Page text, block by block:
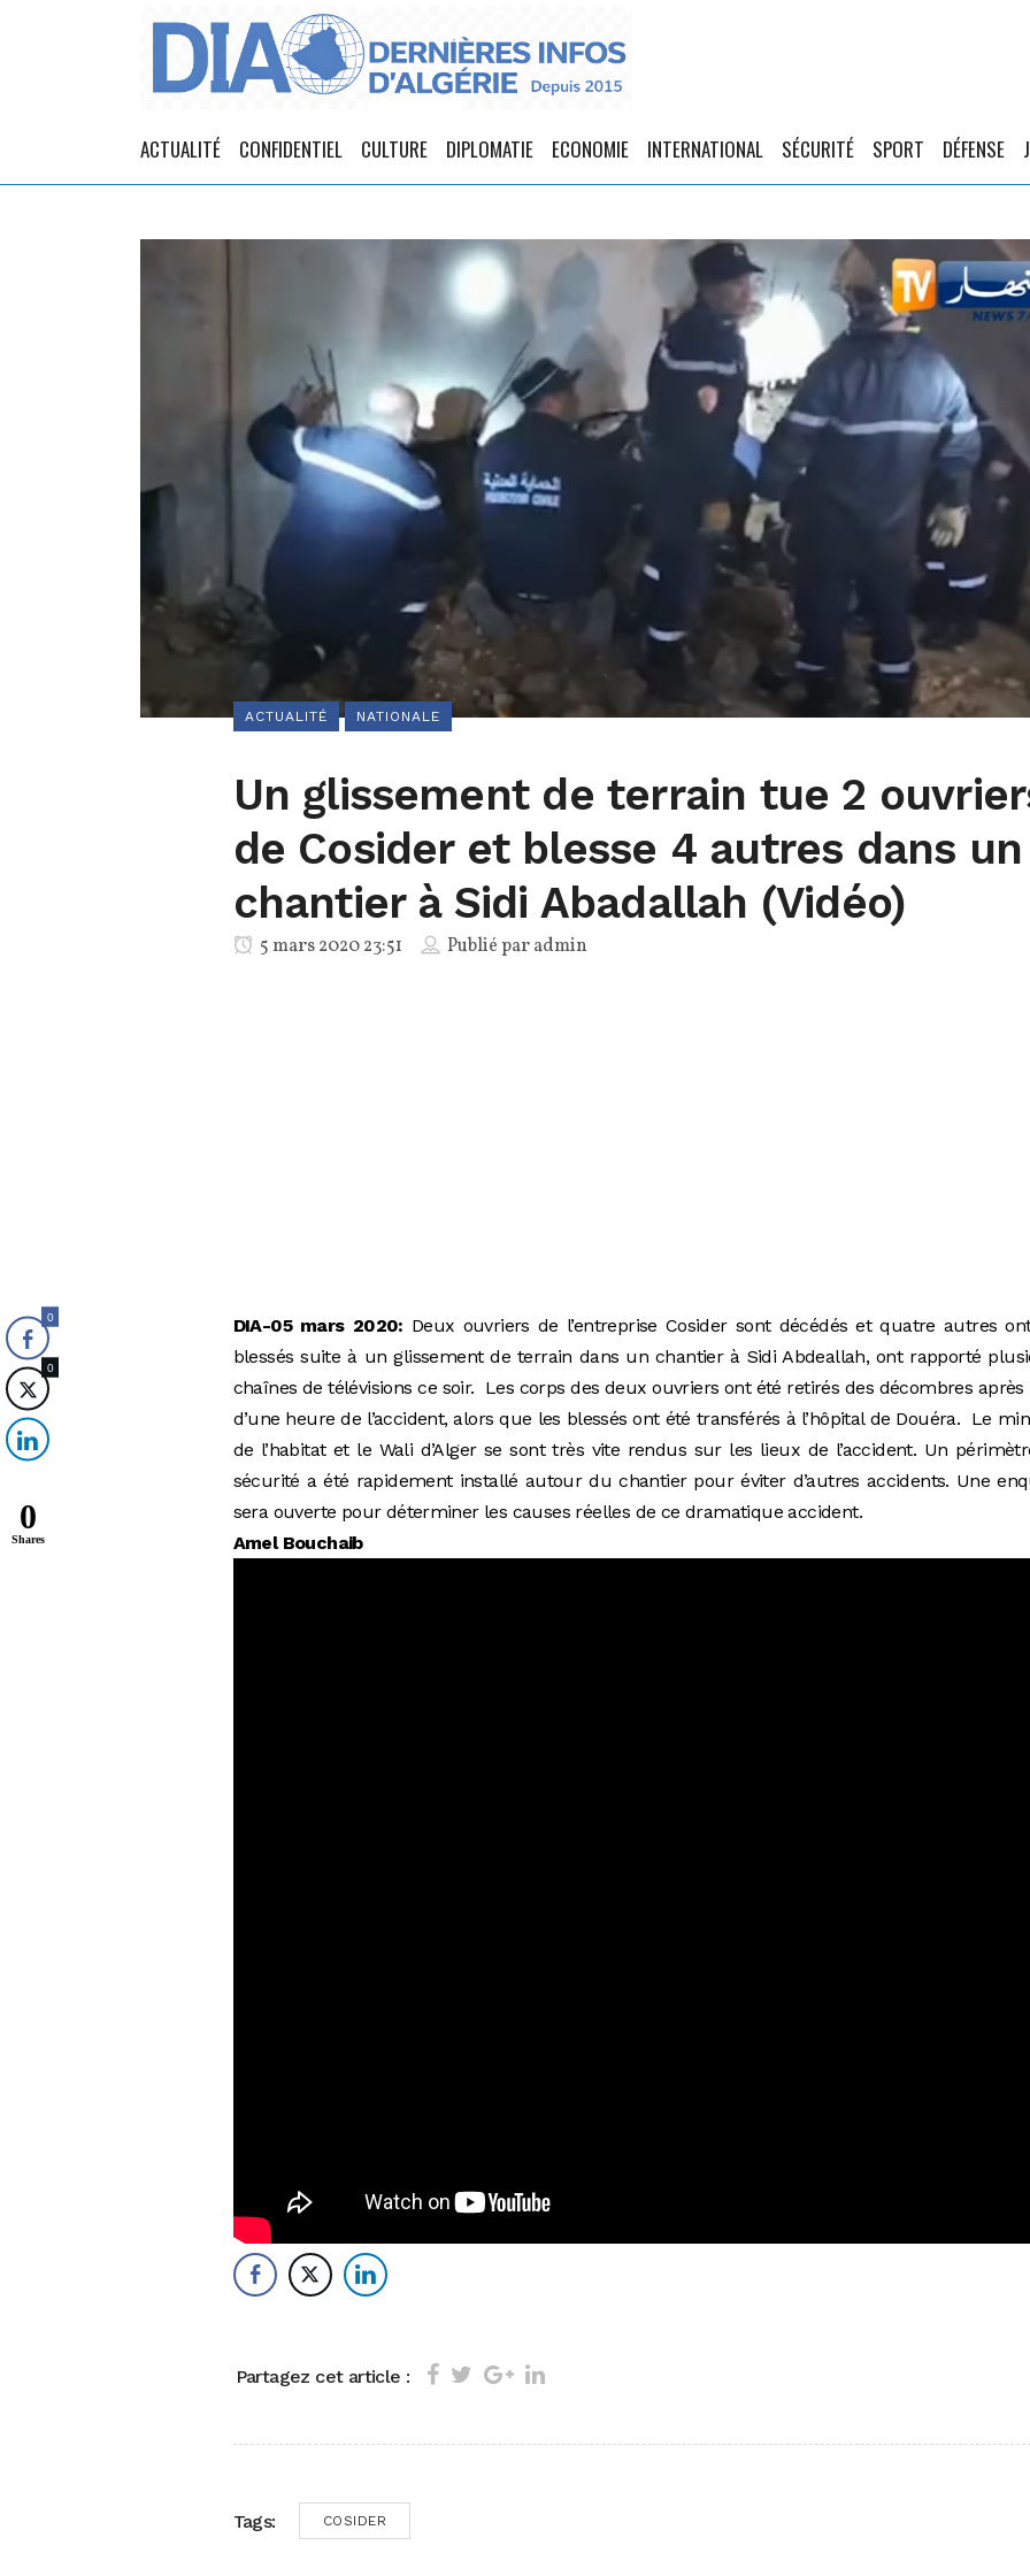
ACTUALITÉ CONFIDENTIEL CULTURE DIPLOMATIE ECONOMIE INTERNATIONAL SÉCURITÉ SPORT DÉFENSE
ACTUALITÉ NATIONALE
Un glissement de terrain tue 2
de Cosider et blesse 4 autres dans un
chantier à Sidi Abadallah (Vidéo)
5 mars 2020 23:51 Publié paradmin
DIA-05 mars 2020: Deux ouvriers de l’entreprise Cosider sont décédés et quatre autres
blessés suite à un glissement de terrain dans un chantier à Sidi Abdeallah, ont rapporté
chaînes de télévisions ce soir. Les corps des deux ouvriers ont été retirés des décombres
d’une heure de l’accident, alors que les blessés ont été transférés à l’hôpital de Douéra. Le
de l’habitat et le Wali d’Alger se sont très vite rendus sur les lieux de l’accident. Un
sécurité a été rapidement installé autour du chantier pour éviter d’autres accidents. Une
sera ouverte pour déterminer les causes réelles de ce dramatique accident.
Amel Bouchaib
Partagez cet article :
Tags: COSIDER
0
0
0
Shares